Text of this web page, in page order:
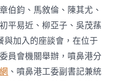
伯鈞、馬敘倫、陳其尤、
平易近、柳亞子、吳茂蓀
與加入的座談會，在位于
員會機關舉辦，噴鼻港分
、噴鼻港工委副書記兼統